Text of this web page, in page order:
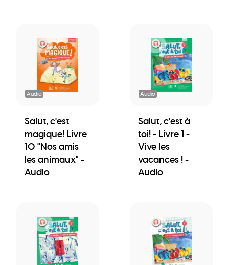
Audio
Salut, c'est
magique! Livre
10 "Nos amis
les animaux" -
Audio
Audio
Salut, c'est à
toi! - Livre 1 -
Vive les
vacances ! -
Audio